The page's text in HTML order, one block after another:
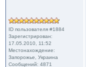
ID пользователя #1884
Зарегистрирован:
17.05.2010, 11:52
Местонахождение:
Запорожье, Украина
Сообщений: 4871